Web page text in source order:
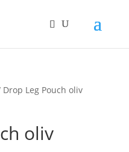
Leg Pouch oliv
oliv